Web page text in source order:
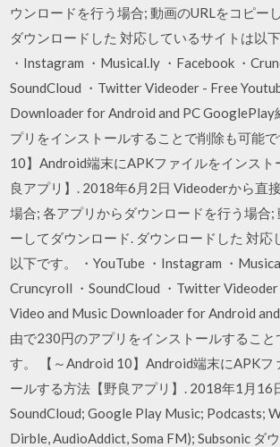
ウンロードを行う場合; 動画のURLをコピー
ダウンロードした 対応しているサイトは以
・Instagram ・Musical.ly ・Facebook ・
SoundCloud ・Twitter Videoder - Free
Downloader for Android and PC GooglePlay
プリをインストールすることで削除も可能
10】Android端末にAPKファイルをインスト
良アプリ】. 2018年6月2日 Videoderから直
場合; 各アプリからダウンロードを行う場合;
ーしてダウンロード. ダウンロードした 対応
以下です。 ・YouTube ・Instagram ・
Cruncyroll ・SoundCloud ・Twitter
Video and Music Downloader for Android
由で230円のアプリをインストールすること
す。 【～Android 10】Android端末にAPKフ
ールする方法【野良アプリ】. 2018年1月16
SoundCloud; Google Play Music; Podcasts;
Dirble, AudioAddict, Soma FM); Subsonic ダ